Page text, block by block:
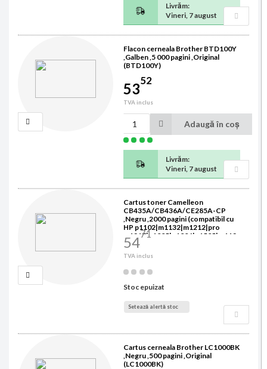
Livrăm:
Vineri, 7 august
Flacon cerneala Brother BTD100Y
,Galben ,5 000 pagini ,Original
(BTD100Y)
5352
TVA inclus
Adaugă în coș
Livrăm:
Vineri, 7 august
Cartus toner Camelleon
CB435A/CB436A/CE285A-CP
,Negru ,2000 pagini (compatibil cu
HP p1102|m1132|m1212|pro
m1217|p1005|p1006|p1505|m112
0|m1522|lbp-6000|6020|6030|mf-
3010)
5471
TVA inclus
Stoc epuizat
Setează alertă stoc
Cartus cerneala Brother LC1000BK
,Negru ,500 pagini ,Original
(LC1000BK)